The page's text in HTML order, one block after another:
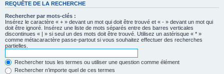
REQUÊTE DE LA RECHERCHE
Rechercher par mots-clés :
Insérez le caractère « + » devant un mot qui doit être trouvé et « - » devant un mot qui
doit être ignoré. Insérez une liste de mots séparés entre des barres verticales
discontinues « | » si seul un des mots doit être trouvé. Utilisez un astérisque « * »
comme métacaractère passe-partout si vous souhaitez effectuer des recherches
partielles.
Rechercher tous les termes ou utiliser une question comme élément
Rechercher n’importe quel de ces termes